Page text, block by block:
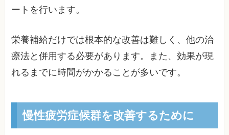
ートを行います。
栄養補給だけでは根本的な改善は難しく、他の治
療法と併用する必要があります。また、効果が現
れるまでに時間がかかることが多いです。
慢性疲労症候群を改善するために